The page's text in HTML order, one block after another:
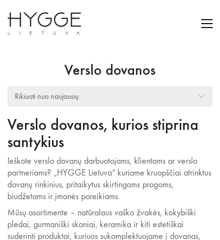
Verslo dovanos
Rikiuoti nuo naujausių
Verslo dovanos, kurios stiprina
santykius
Ieškote verslo dovanų darbuotojams, klientams ar verslo
partneriams? „HYGGE Lietuva“ kuriame kruopščiai atrinktus
dovanų rinkinius, pritaikytus skirtingoms progoms,
biudžetams ir įmonės poreikiams.
Mūsų asortimente – natūralaus vaško žvakės, kokybiški
pledai, gurmaniški skoniai, keramika ir kiti estetiškai
suderinti produktai, kuriuos sukomplektuojame į dovanas,